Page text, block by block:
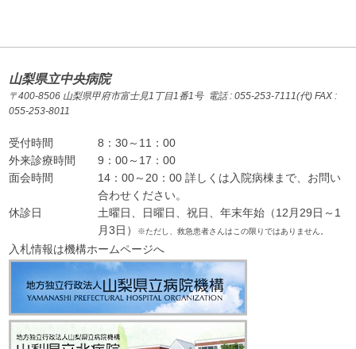
山梨県立中央病院
〒400-8506 山梨県甲府市富士見1丁目1番1号 電話 : 055-253-7111(代) FAX :
055-253-8011
受付時間
8：30～11：00
外来診療時間
9：00～17：00
面会時間
14：00～20：00 詳しくは入院病棟まで、お問い
合わせください。
休診日
土曜日、日曜日、祝日、年末年始（12月29日～1
月3日）
※ただし、救急患者さんはこの限りではありません。
入札情報は機構ホームページへ